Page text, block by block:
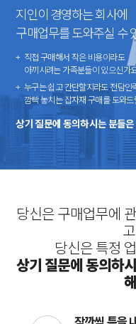
지인이 경영하는 회사에
구매업무를 도와주실 수
직접 구매해서 작은 비용이라도
아끼시려는 가족분들이 있으신가
누구는 쉽고 간단할지라도 전담인
깜빡 놓치는 잡자재 구매를 도와드
상기 질문에 동의하시는 분들
당신은 구매업무에
당신은 특정
상기 질문에 동의하